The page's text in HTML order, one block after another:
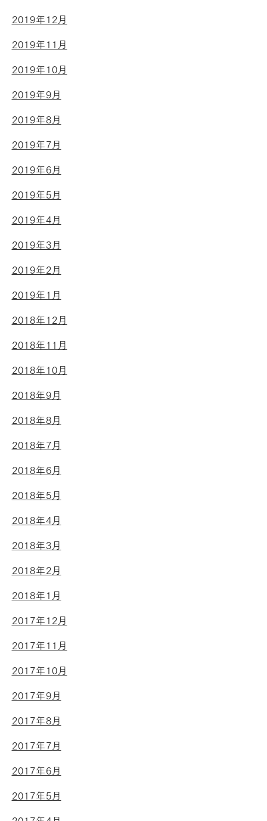
2019年12月
2019年11月
2019年10月
2019年9月
2019年8月
2019年7月
2019年6月
2019年5月
2019年4月
2019年3月
2019年2月
2019年1月
2018年12月
2018年11月
2018年10月
2018年9月
2018年8月
2018年7月
2018年6月
2018年5月
2018年4月
2018年3月
2018年2月
2018年1月
2017年12月
2017年11月
2017年10月
2017年9月
2017年8月
2017年7月
2017年6月
2017年5月